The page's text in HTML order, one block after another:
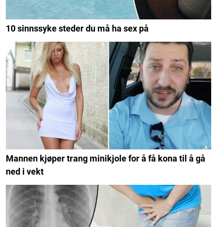
10 sinnssyke steder du må ha sex på
Mannen kjøper trang minikjole for å få kona til å gå
ned i vekt